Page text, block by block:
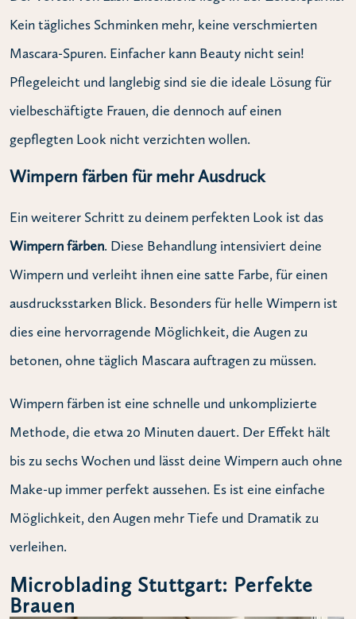
Kein tägliches Schminken mehr, keine verschmierten
Mascara-Spuren. Einfacher kann Beauty nicht sein!
Pflegeleicht und langlebig sind sie die ideale Lösung für
vielbeschäftigte Frauen, die dennoch auf einen
gepflegten Look nicht verzichten wollen.
Wimpern färben für mehr Ausdruck
Ein weiterer Schritt zu deinem perfekten Look ist das
Wimpern färben. Diese Behandlung intensiviert deine
Wimpern und verleiht ihnen eine satte Farbe, für einen
ausdrucksstarken Blick. Besonders für helle Wimpern ist
dies eine hervorragende Möglichkeit, die Augen zu
betonen, ohne täglich Mascara auftragen zu müssen.
Wimpern färben ist eine schnelle und unkomplizierte
Methode, die etwa 20 Minuten dauert. Der Effekt hält
bis zu sechs Wochen und lässt deine Wimpern auch ohne
Make-up immer perfekt aussehen. Es ist eine einfache
Möglichkeit, den Augen mehr Tiefe und Dramatik zu
verleihen.
Microblading Stuttgart: Perfekte
Brauen